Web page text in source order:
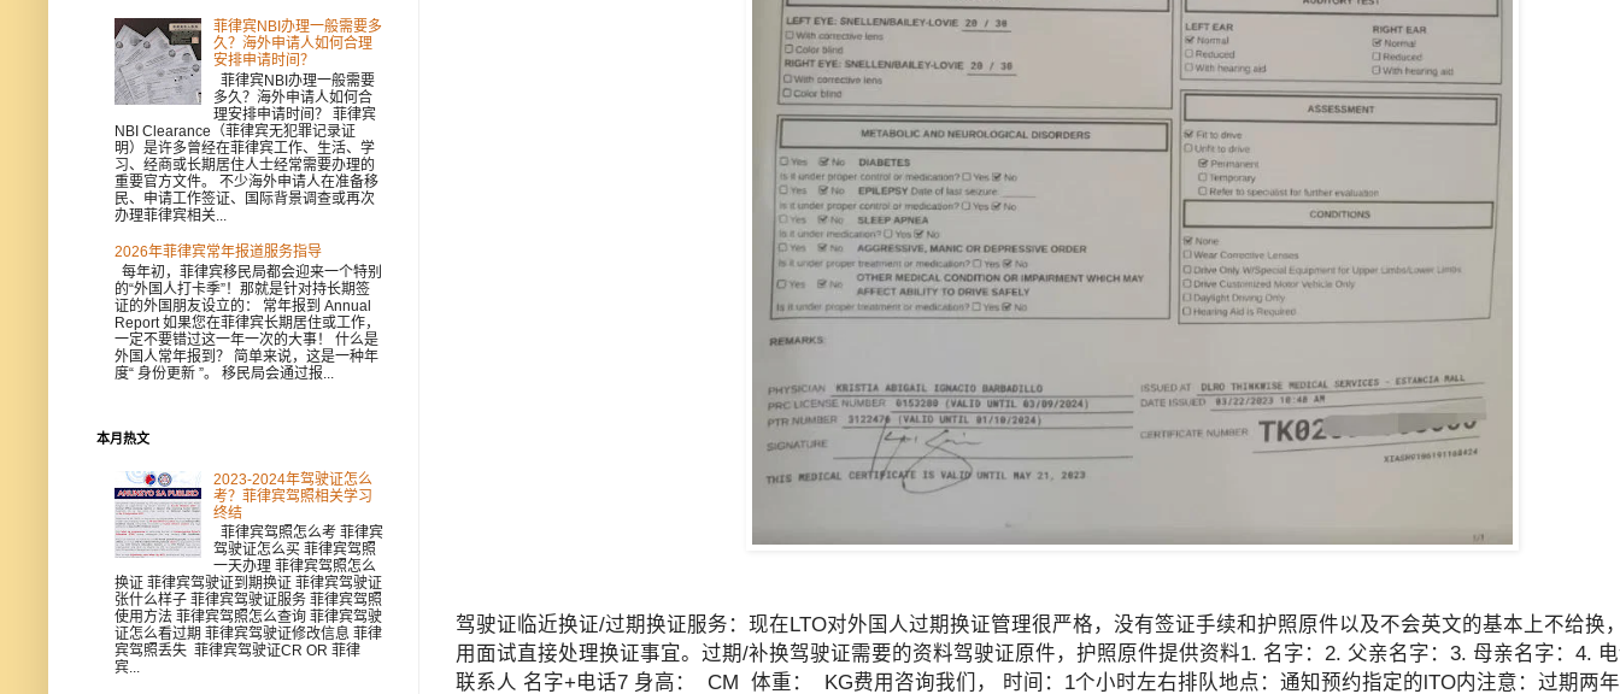
驾驶证临近换证/过期换证服务：现在LTO对外国人过期换证管理很严格，没有签证手续和护照原件以及不会英文的基本上不给换
用面试直接处理换证事宜。过期/补换驾驶证需要的资料驾驶证原件，护照原件提供资料1. 名字：2. 父亲名字：3. 母亲名字：4.
联系人 名字+电话7 身高： CM 体重： KG费用咨询我们， 时间：1个小时左右排队地点：通知预约指定的lTO内注意：过期两
菲律宾NBI办理一般需要多
久？海外申请人如何合理
安排申请时间？
菲律宾NBI办理一般需要
多久？海外申请人如何合
理安排申请时间？ 菲律宾
NBI Clearance（菲律宾无犯罪记录证
明）是许多曾经在菲律宾工作、生活、学
习、经商或长期居住人士经常需要办理的
重要官方文件。 不少海外申请人在准备移
民、申请工作签证、国际背景调查或再次
办理菲律宾相关...
2026年菲律宾常年报道服务指导
每年初，菲律宾移民局都会迎来一个特别
的“外国人打卡季”！那就是针对持长期签
证的外国朋友设立的： 常年报到 Annual
Report 如果您在菲律宾长期居住或工作，
一定不要错过这一年一次的大事！ 什么是
外国人常年报到？ 简单来说，这是一种年
度“ 身份更新 ”。 移民局会通过报...
本月热文
2023-2024年驾驶证怎么
考？菲律宾驾照相关学习
终结
菲律宾驾照怎么考 菲律宾
驾驶证怎么买 菲律宾驾照
一天办理 菲律宾驾照怎么
换证 菲律宾驾驶证到期换证 菲律宾驾驶证
张什么样子 菲律宾驾驶证服务 菲律宾驾照
使用方法 菲律宾驾照怎么查询 菲律宾驾驶
证怎么看过期 菲律宾驾驶证修改信息 菲律
宾驾照丢失 菲律宾驾驶证CR OR 菲律
宾...